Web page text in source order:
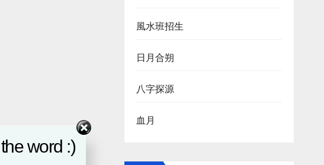
風水班招生
日月合朔
八字探源
血月
word :)